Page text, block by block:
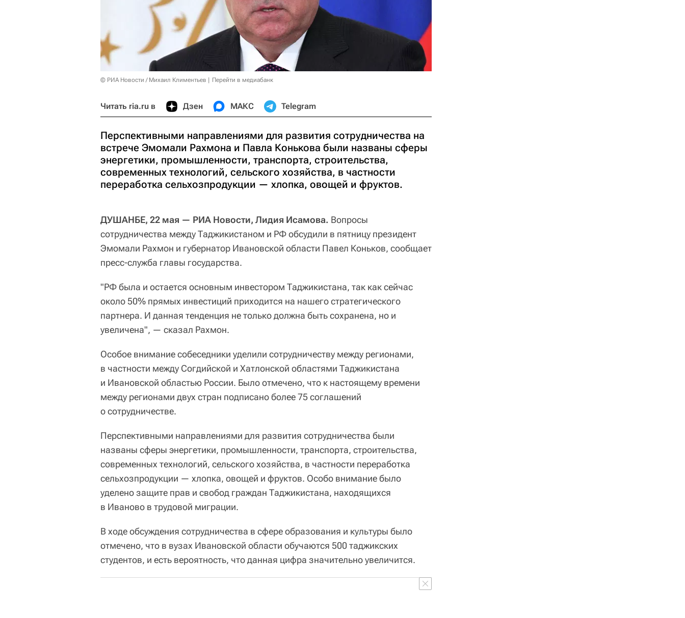
© РИА Новости / Михаил Климентьев Перейти в медиабанк
Читать ria.ru в Дзен МАКС Telegram
Перспективными направлениями для развития сотрудничества на
встрече Эмомали Рахмона и Павла Конькова были названы сферы
энергетики, промышленности, транспорта, строительства,
современных технологий, сельского хозяйства, в частности
переработка сельхозпродукции — хлопка, овощей и фруктов.
ДУШАНБЕ, 22 мая — РИА Новости, Лидия Исамова. Вопросы
сотрудничества между Таджикистаном и РФ обсудили в пятницу президент
Эмомали Рахмон и губернатор Ивановской области Павел Коньков, сообщает
пресс-служба главы государства.
"РФ была и остается основным инвестором Таджикистана, так как сейчас
около 50% прямых инвестиций приходится на нашего стратегического
партнера. И данная тенденция не только должна быть сохранена, но и
увеличена", — сказал Рахмон.
Особое внимание собеседники уделили сотрудничеству между регионами,
в частности между Согдийской и Хатлонской областями Таджикистана
и Ивановской областью России. Было отмечено, что к настоящему времени
между регионами двух стран подписано более 75 соглашений
о сотрудничестве.
Перспективными направлениями для развития сотрудничества были
названы сферы энергетики, промышленности, транспорта, строительства,
современных технологий, сельского хозяйства, в частности переработка
сельхозпродукции — хлопка, овощей и фруктов. Особо внимание было
уделено защите прав и свобод граждан Таджикистана, находящихся
в Иваново в трудовой миграции.
В ходе обсуждения сотрудничества в сфере образования и культуры было
отмечено, что в вузах Ивановской области обучаются 500 таджикских
студентов, и есть вероятность, что данная цифра значительно увеличится.